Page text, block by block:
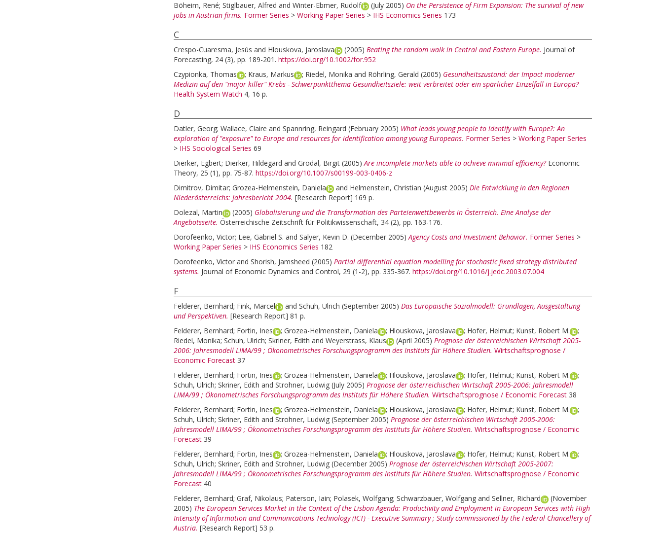
Böheim, René; Stiglbauer, Alfred and Winter-Ebmer, Rudolf (July 2005) On the Persistence of Firm Expansion: The survival of new
jobs in Austrian firms. Former Series > Working Paper Series > IHS Economics Series 173
C
Crespo-Cuaresma, Jesús and Hlouskova, Jaroslava (2005) Beating the random walk in Central and Eastern Europe. Journal of
Forecasting, 24 (3), pp. 189-201. https://doi.org/10.1002/for.952
Czypionka, Thomas
; Kraus, Markus ; Riedel, Monika and Röhrling, Gerald (2005) Gesundheitszustand: der Impact moderner
Medizin auf den "major killer" Krebs - Schwerpunktthema Gesundheitsziele: weit verbreitet oder ein spärlicher Einzelfall in Europa?
Health System Watch 4, 16 p.
D
Datler, Georg; Wallace, Claire and Spannring, Reingard (February 2005) What leads young people to identify with Europe?: An
exploration of "exposure" to Europe and resources for identification among young Europeans. Former Series > Working Paper Series
> IHS Sociological Series 69
Dierker, Egbert; Dierker, Hildegard and Grodal, Birgit (2005)Are incomplete markets able to achieve minimal efficiency? Economic
Theory, 25 (1), pp. 75-87. https://doi.org/10.1007/s00199-003-0406-z
Dimitrov, Dimitar; Grozea-Helmenstein, Daniela and Helmenstein, Christian (August 2005) Die Entwicklung in den Regionen
Niederösterreichs: Jahresbericht 2004. [Research Report] 169 p.
Dolezal, Martin
(2005) Globalisierung und die Transformation des Parteienwettbewerbs in Österreich. Eine Analyse der
Angebotsseite. Österreichische Zeitschrift für Politikwissenschaft, 34 (2), pp. 163-176.
Dorofeenko, Victor; Lee, Gabriel S. and Salyer, Kevin D. (December 2005)Agency Costs and Investment Behavior. Former Series >
Working Paper Series > IHS Economics Series 182
Dorofeenko, Victor and Shorish, Jamsheed (2005) Partial differential equation modelling for stochastic fixed strategy distributed
systems. Journal of Economic Dynamics and Control, 29 (1-2), pp. 335-367. https://doi.org/10.1016/j.jedc.2003.07.004
F
Felderer, Bernhard; Fink, Marcel and Schuh, Ulrich (September 2005) Das Europäische Sozialmodell: Grundlagen, Ausgestaltung
und Perspektiven. [Research Report] 81 p.
Felderer, Bernhard; Fortin, Ines ; Grozea-Helmenstein, Daniela ; Hlouskova, Jaroslava ; Hofer, Helmut; Kunst, Robert M.
;
Riedel, Monika; Schuh, Ulrich; Skriner, Edith and Weyerstrass, Klaus (April 2005) Prognose der österreichischen Wirtschaft 2005-
2006: Jahresmodell LIMA/99 ; Ökonometrisches Forschungsprogramm des Instituts für Höhere Studien. Wirtschaftsprognose /
Economic Forecast 37
Felderer, Bernhard; Fortin, Ines ; Grozea-Helmenstein, Daniela ; Hlouskova, Jaroslava ; Hofer, Helmut; Kunst, Robert M.
;
Schuh, Ulrich; Skriner, Edith and Strohner, Ludwig (July 2005) Prognose der österreichischen Wirtschaft 2005-2006: Jahresmodell
LIMA/99 ; Ökonometrisches Forschungsprogramm des Instituts für Höhere Studien. Wirtschaftsprognose / Economic Forecast 38
Felderer, Bernhard; Fortin, Ines ; Grozea-Helmenstein, Daniela ; Hlouskova, Jaroslava ; Hofer, Helmut; Kunst, Robert M.
;
Schuh, Ulrich; Skriner, Edith and Strohner, Ludwig (September 2005) Prognose der österreichischen Wirtschaft 2005-2006:
Jahresmodell LIMA/99 ; Ökonometrisches Forschungsprogramm des Instituts für Höhere Studien. Wirtschaftsprognose / Economic
Forecast 39
Felderer, Bernhard; Fortin, Ines ; Grozea-Helmenstein, Daniela ; Hlouskova, Jaroslava ; Hofer, Helmut; Kunst, Robert M.
;
Schuh, Ulrich; Skriner, Edith and Strohner, Ludwig (December 2005) Prognose der österreichischen Wirtschaft 2005-2007:
Jahresmodell LIMA/99 ; Ökonometrisches Forschungsprogramm des Instituts für Höhere Studien. Wirtschaftsprognose / Economic
Forecast 40
Felderer, Bernhard; Graf, Nikolaus; Paterson, Iain; Polasek, Wolfgang; Schwarzbauer, Wolfgang and Sellner, Richard
(November
2005) The European Services Market in the Context of the Lisbon Agenda: Productivity and Employment in European Services with High
Intensity of Information and Communications Technology (ICT) - Executive Summary ; Study commissioned by the Federal Chancellery of
Austria. [Research Report] 53 p.